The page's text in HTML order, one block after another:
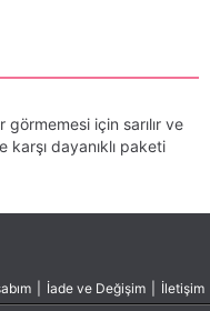
için sarılır ve
dayanıklı paketi
İade ve Değişim İletişim